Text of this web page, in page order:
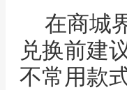
在商城
兑换前建
不常用款